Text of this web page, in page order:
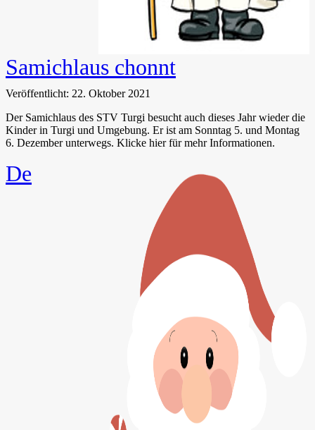
Samichlaus chonnt
Veröffentlicht: 22. Oktober 2021
Der Samichlaus des STV Turgi besucht auch dieses Jahr wieder die
Kinder in Turgi und Umgebung. Er ist am Sonntag 5. und Montag
6. Dezember unterwegs. Klicke hier für mehr Informationen.
De